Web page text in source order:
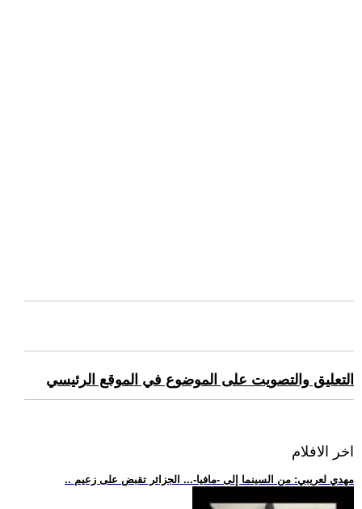
التعليق والتصويت على الموضوع في الموقع الرئيسي
اخر الافلام
.. مهدي لعريبي: من السينما إلى -مافيا-... الجزائر تقبض على زعيم